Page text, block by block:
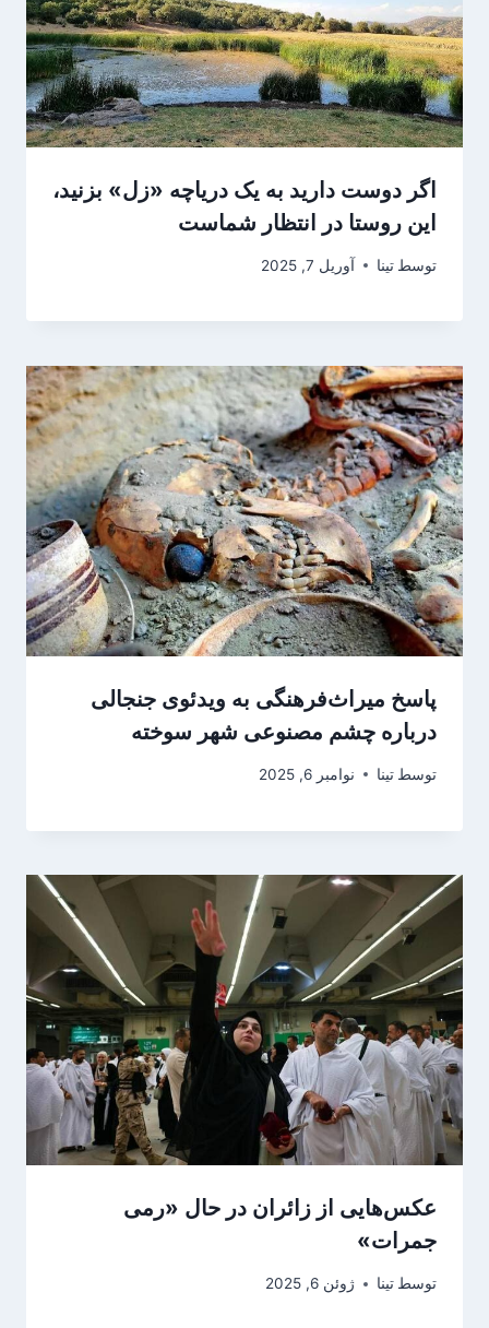
اگر دوست دارید به یک دریاچه «زل» بزنید،
این روستا در انتظار شماست
توسط تینا آوریل 7, 2025
پاسخ میراث‌فرهنگی به ویدئوی جنجالی
درباره چشم مصنوعی شهر سوخته
توسط تینا نوامبر 6, 2025
عکس‌هایی از زائران در حال «رمی
جمرات»
توسط تینا ژوئن 6, 2025